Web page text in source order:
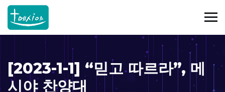
[2023-1-1] “믿고 따르라”, 메
시야 찬양대